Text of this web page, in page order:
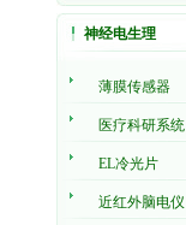
神经电生理
薄膜传感器
医疗科研系统
EL冷光片
近红外脑电仪